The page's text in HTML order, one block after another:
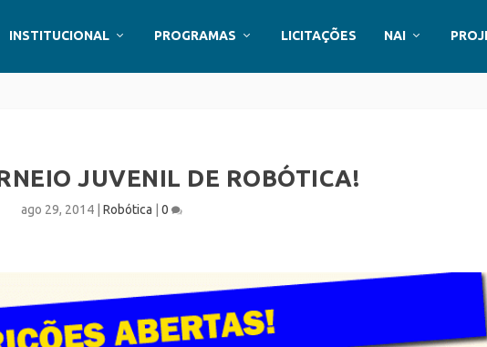
INSTITUCIONAL PROGRAMAS LICITAÇÕES NAI
JUVENIL DE ROBÓTICA!
ago 29, 2014 |Robótica |0